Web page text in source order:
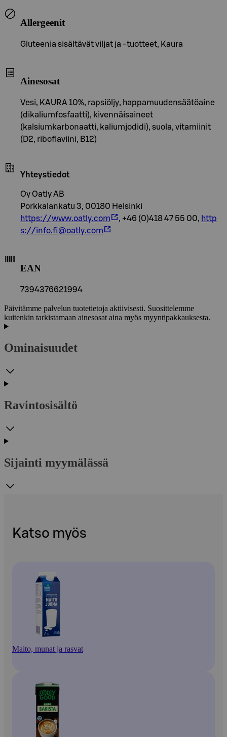
Allergeenit
Gluteenia sisältävät viljat ja -tuotteet, Kaura
Ainesosat
Vesi, KAURA 10%, rapsiöljy, happamuudensäätöaine
(dikaliumfosfaatti), kivennäisaineet
(kalsiumkarbonaatti, kaliumjodidi), suola, vitamiinit
(D2, riboflaviini, B12)
Yhteystiedot
Oy Oatly AB
Porkkalankatu 3, 00180 Helsinki
https://www.oatly.com
, +46 (0)418 47 55 00, http
s://info.fi@oatly.com
EAN
7394376621994
Päivitämme palvelun tuotetietoja aktiivisesti. Suosittelemme
kuitenkin tarkistamaan ainesosat aina myös myyntipakkauksesta.
Ominaisuudet
Ravintosisältö
Sijainti myymälässä
Katso myös
Maito, munat ja rasvat